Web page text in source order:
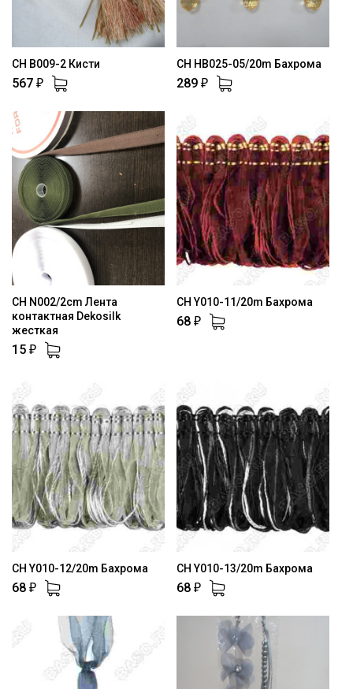
CH B009-2 Кисти
567 ₽
CH HB025-05/20m Бахрома
289 ₽
CH N002/2cm Лента
контактная Dekosilk
жесткая
15 ₽
CH Y010-11/20m Бахрома
68 ₽
CH Y010-12/20m Бахрома
68 ₽
CH Y010-13/20m Бахрома
68 ₽